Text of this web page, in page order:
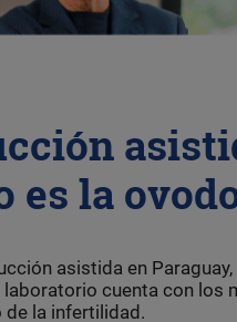
es la
asistida en
cuenta con los
la infertilidad.